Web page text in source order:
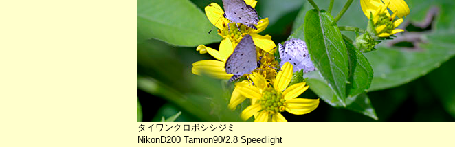
タイワンクロボシシジミ
NikonD200 Tamron90/2.8 Speedlight